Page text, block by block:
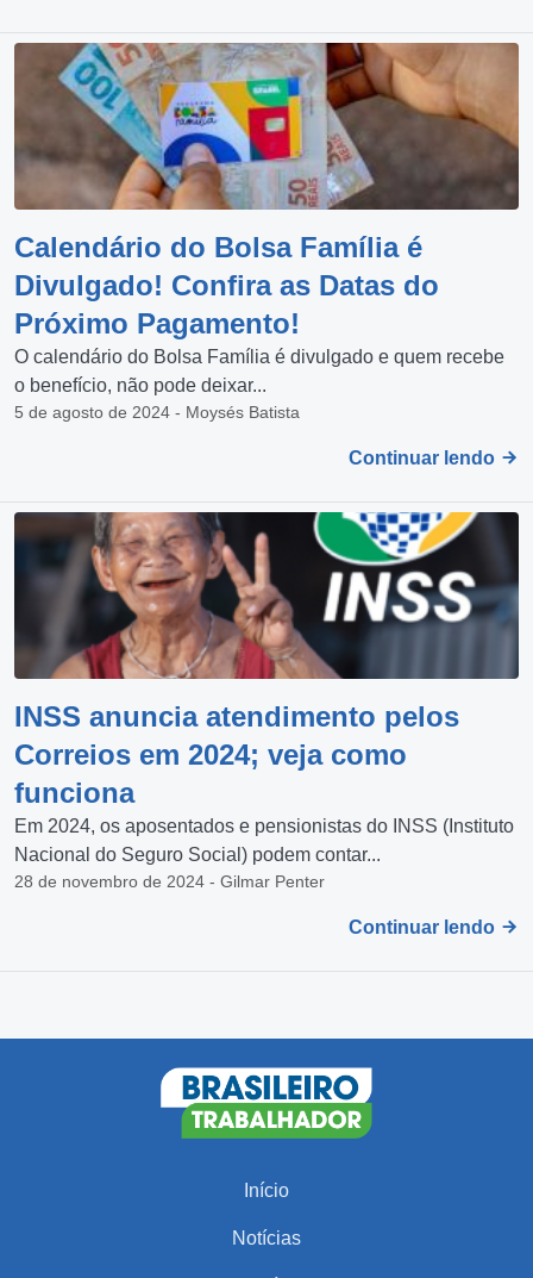
Calendário do Bolsa Família é
Divulgado! Confira as Datas do
Próximo Pagamento!
O calendário do Bolsa Família é divulgado e quem recebe
o benefício, não pode deixar...
5 de agosto de 2024 - Moysés Batista
Continuar lendo
INSS anuncia atendimento pelos
Correios em 2024; veja como
funciona
Em 2024, os aposentados e pensionistas do INSS (Instituto
Nacional do Seguro Social) podem contar...
28 de novembro de 2024 - Gilmar Penter
Continuar lendo
Início
Notícias